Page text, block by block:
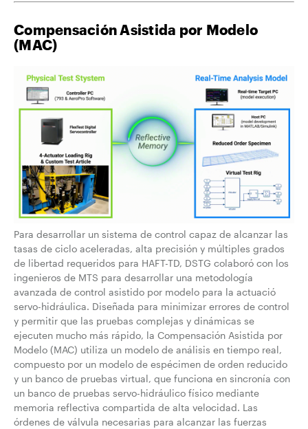
Compensación Asistida por Modelo
(MAC)
Para desarrollar un sistema de control capaz de alcanzar las
tasas de ciclo aceleradas, alta precisión y múltiples grados
de libertad requeridos para HAFT-TD, DSTG colaboró con los
ingenieros de MTS para desarrollar una metodología
avanzada de control asistido por modelo para la actuació
servo-hidráulica. Diseñada para minimizar errores de control
y permitir que las pruebas complejas y dinámicas se
ejecuten mucho más rápido, la Compensación Asistida por
Modelo (MAC) utiliza un modelo de análisis en tiempo real,
compuesto por un modelo de espécimen de orden reducido
y un banco de pruebas virtual, que funciona en sincronía con
un banco de pruebas servo-hidráulico físico mediante
memoria reflectiva compartida de alta velocidad. Las
órdenes de válvula necesarias para alcanzar las fuerzas